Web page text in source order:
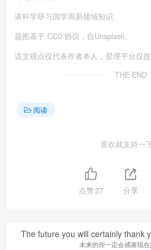
请科学研习国学周易领域知识
题图基于 CC0 协议，自Unsplash。
该文观点仅代表作者本人，星理平台仅提
THE END
阅读
喜欢就支持一
点赞27 分享
The future you will certainly thank
未来的你一定会感谢现